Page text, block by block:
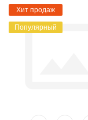
Хит продаж
Популярный